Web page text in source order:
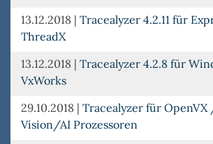
13.12.2018 | Tracealyzer 4.2.11 für
ThreadX
13.12.2018 | Tracealyzer 4.2.8 für
VxWorks
29.10.2018 | Tracealyzer für OpenVX
Vision/AI Prozessoren